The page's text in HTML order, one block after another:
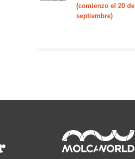
(comienzo el 20 de
septiembre)